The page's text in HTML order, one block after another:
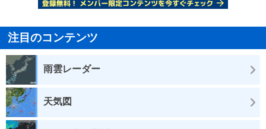
注目のコンテンツ
雨雲レーダー
天気図